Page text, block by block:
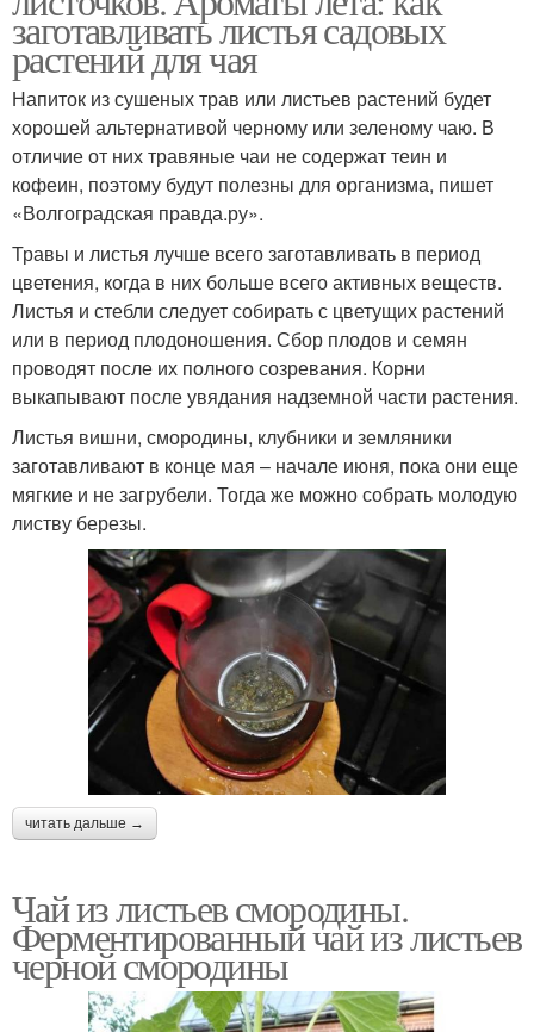
заготавливать листья садовых
растений для чая
Напиток из сушеных трав или листьев растений будет
хорошей альтернативой черному или зеленому чаю. В
отличие от них травяные чаи не содержат теин и
кофеин, поэтому будут полезны для организма, пишет
«Волгоградская правда.ру».
Травы и листья лучше всего заготавливать в период
цветения, когда в них больше всего активных веществ.
Листья и стебли следует собирать с цветущих растений
или в период плодоношения. Сбор плодов и семян
проводят после их полного созревания. Корни
выкапывают после увядания надземной части растения.
Листья вишни, смородины, клубники и земляники
заготавливают в конце мая – начале июня, пока они еще
мягкие и не загрубели. Тогда же можно собрать молодую
листву березы.
читать дальше →
Чай из листьев смородины.
Ферментированный чай из листьев
черной смородины